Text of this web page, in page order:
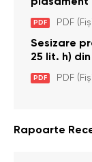
dizabilități
2026)
PDF PDF
Sesizare
25 lit. h)
privire la
Legea cu
PDF PDF
Rapoarte